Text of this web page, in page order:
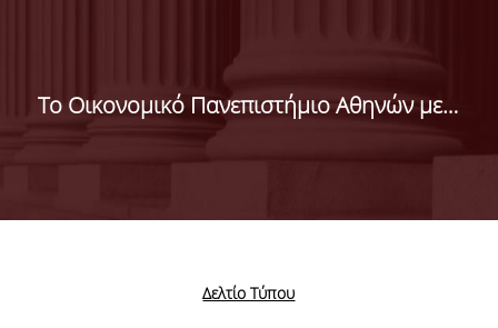
ΠΡΟΚΗΡΥΞΕΙΣ
ΠΡΟΠΤΥΧΙΑΚΕΣ
Το Οικονομικό Πανεπιστήμιο Αθηνών μεταξύ των κορυφαίων "Business Schools" παγκοσμίως σύμφωνα με το CEOWORLD Magazine
Δελτίο Τύπου